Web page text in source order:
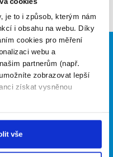
je to i způsob, kterým nám
i obsahu na webu. Díky
cookies pro měření
webu a
partnerům (např.
zobrazovat lepší
získat vysněnou
vše
Firmy
Vložit inzerát
Ceník
Naše další projekty
Mobilní aplikace